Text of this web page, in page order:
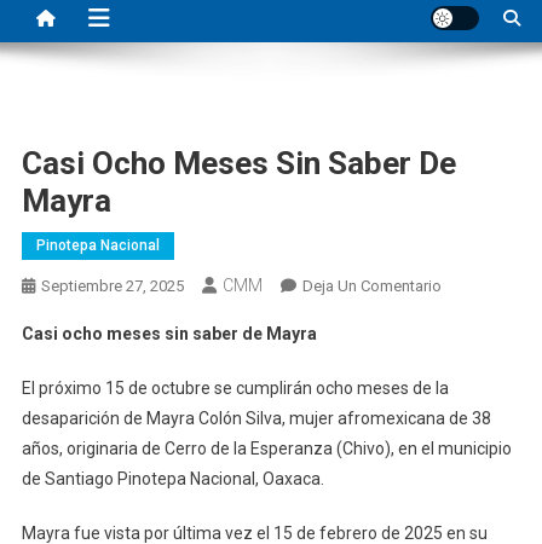
Casi Ocho Meses Sin Saber De
Mayra
Pinotepa Nacional
Septiembre 27, 2025 CMM Deja Un ComentarioEn
Sin
Saber
De
Casi ocho meses sin saber de Mayra
El próximo 15 de octubre se cumplirán ocho meses de la
desaparición de Mayra Colón Silva, mujer afromexicana de 38
años, originaria de Cerro de la Esperanza (Chivo), en el municipio
de Santiago Pinotepa Nacional, Oaxaca.
Mayra fue vista por última vez el 15 de febrero de 2025 en su